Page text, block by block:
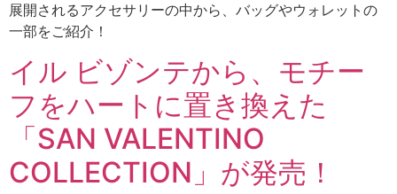
展開されるアクセサリーの中から、バッグやウォレットの
一部をご紹介！
イル ビゾンテから、モチー
フをハートに置き換えた
「SAN VALENTINO
COLLECTION」が発売！